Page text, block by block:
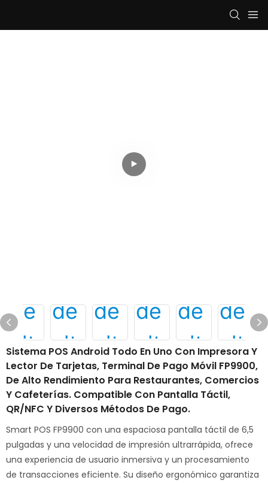
Sistema POS Android Todo En Uno Con Impresora Y
Lector De Tarjetas, Terminal De Pago Móvil FP9900,
De Alto Rendimiento Para Restaurantes, Comercios
Y Cafeterías. Compatible Con Pantalla Táctil,
QR/NFC Y Diversos Métodos De Pago.
Smart POS FP9900 con una espaciosa pantalla táctil de 6,5
pulgadas y una velocidad de impresión ultrarrápida, ofrece
una experiencia de usuario inmersiva y un procesamiento
de transacciones eficiente. Su diseño ergonómico garantiza